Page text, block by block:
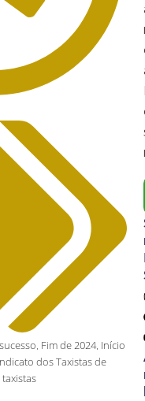
Fim de 2024, Início
dos Taxistas de
,taxistas